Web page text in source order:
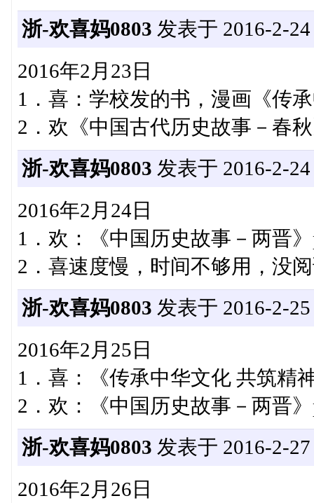
浙-欢喜妈0803 发表于 2016-2-
2016年2月23日
1．喜：学校发的书，漫画《传
2．欢《中国古代历史故事－春
浙-欢喜妈0803 发表于 2016-2-
2016年2月24日
1．欢：《中国历史故事－两晋
2．喜速度慢，时间不够用，没
浙-欢喜妈0803 发表于 2016-2-
2016年2月25日
1．喜：《传承中华文化 共筑精
2．欢：《中国历史故事－两晋
浙-欢喜妈0803 发表于 2016-2-
2016年2月26日